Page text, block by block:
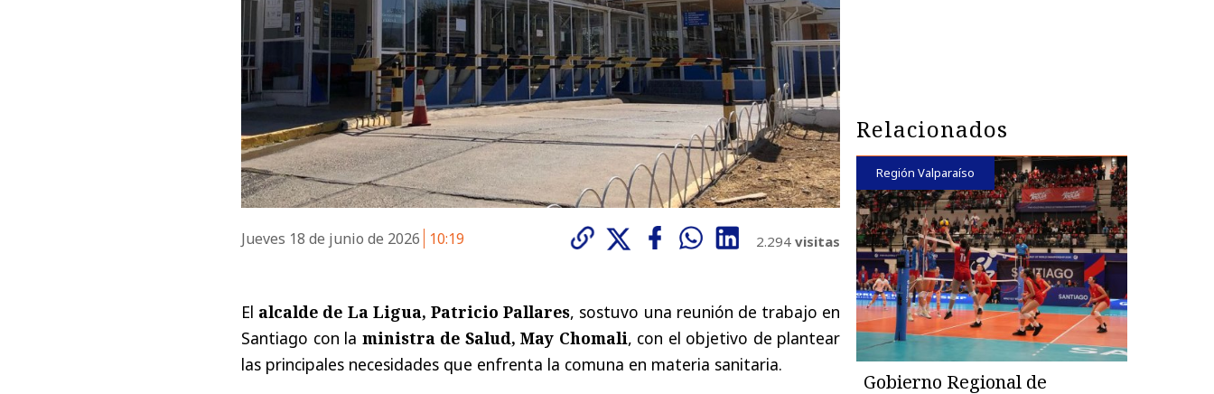
Jueves 18 de junio de 2026 10:19 2.294 visitas
El alcalde de La Ligua, Patricio Pallares, sostuvo una reunión de trabajo en
Santiago con la ministra de Salud, May Chomali, con el objetivo de plantear
las principales necesidades que enfrenta la comuna en materia sanitaria.
Relacionados
Región Valparaíso
Gobierno Regional de